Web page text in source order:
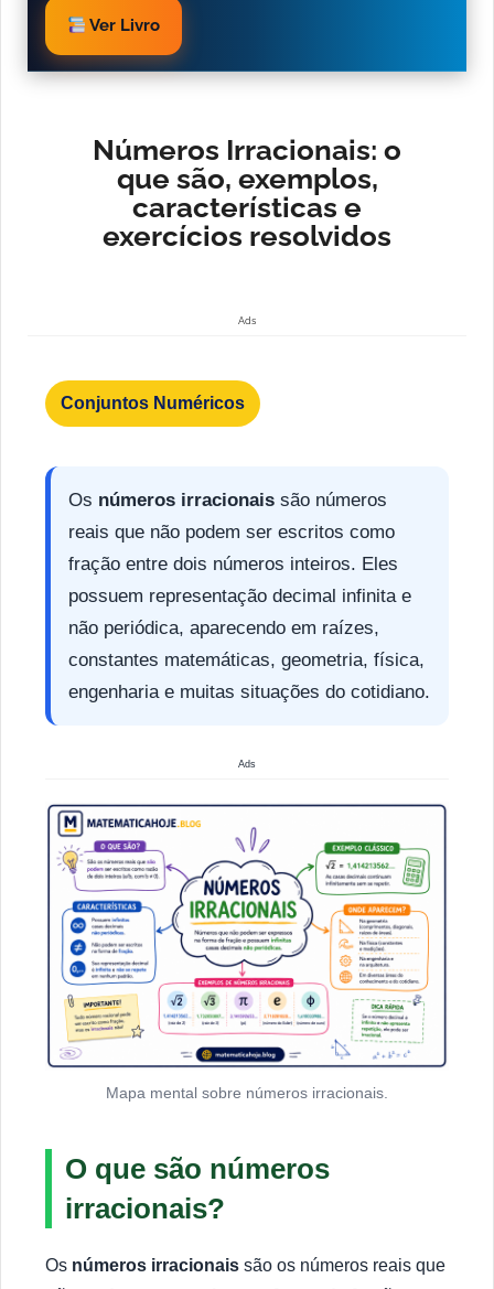
Ver Livro
Números Irracionais: o
que são, exemplos,
características e
exercícios resolvidos
Ads
Conjuntos Numéricos
Os números irracionais são números
reais que não podem ser escritos como
fração entre dois números inteiros. Eles
possuem representação decimal infinita e
não periódica, aparecendo em raízes,
constantes matemáticas, geometria, física,
engenharia e muitas situações do cotidiano.
Ads
Mapa mental sobre números irracionais.
O que são números
irracionais?
Os números irracionais são os números reais que